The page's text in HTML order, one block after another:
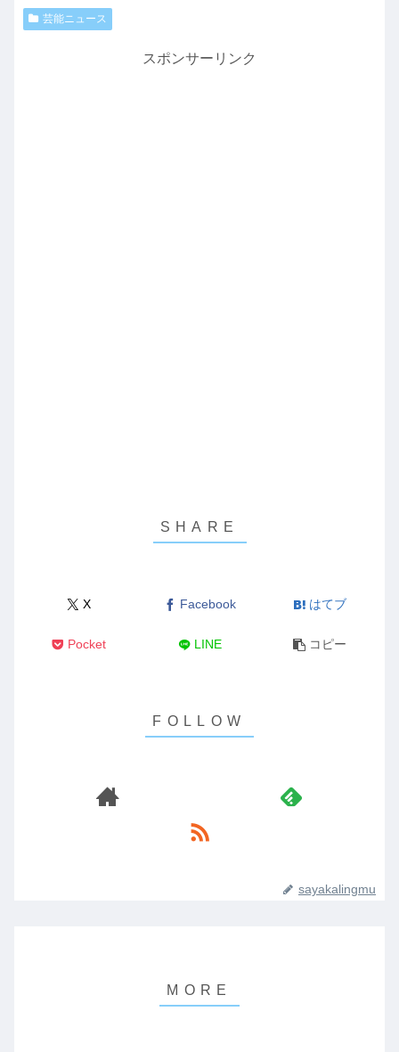
芸能ニュース
スポンサーリンク
X Facebook はてブ
Pocket LINE コピー
sayakalingmu